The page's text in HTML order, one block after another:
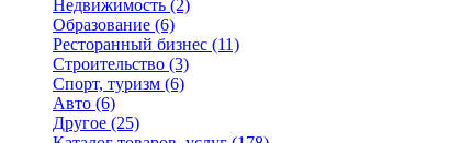
Недвижимость (2)
Образование (6)
Ресторанный бизнес (11)
Строительство (3)
Спорт, туризм (6)
Авто (6)
Другое (25)